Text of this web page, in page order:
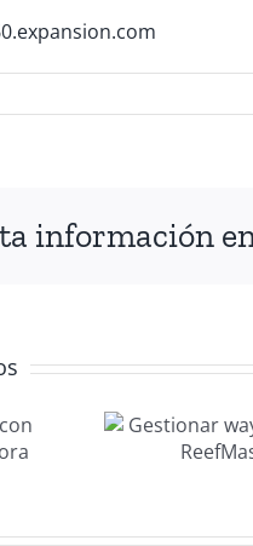
información